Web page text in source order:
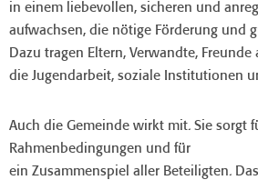
in einem liebevollen, sicheren und
aufwachsen, die nötige Förderung und
Dazu tragen Eltern, Verwandte, Freunde
die Jugendarbeit, soziale Institutionen
Auch die Gemeinde wirkt mit. Sie sorgt
Rahmenbedingungen und für
ein Zusammenspiel aller Beteiligten.